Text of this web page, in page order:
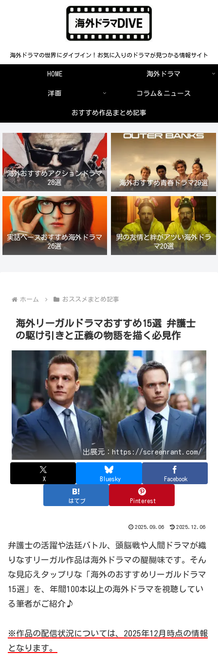
海外ドラマの世界にダイブイン！お気に入りのドラマが見つかる情報サイト
HOME 海外ドラマ
洋画 コラム＆ニュース
おすすめ作品まとめ記事
海外おすすめアクションドラマ
28選
海外おすすめ青春ドラマ29選
実話ベースおすすめ海外ドラマ
26選
男の友情と絆がアツい海外ドラ
マ20選
ホーム おススメまとめ記事
海外リーガルドラマおすすめ15選 弁護士
の駆け引きと正義の物語を描く必見作
出展元：https://screenrant.com/
X Bluesky Facebook
はてブ Pinterest
2025.09.06 2025.12.06
弁護士の活躍や法廷バトル、頭脳戦や人間ドラマが織
りなすリーガル作品は海外ドラマの醍醐味です。そん
な見応えタップリな「海外のおすすめリーガルドラマ
15選」を、年間100本以上の海外ドラマを視聴してい
る筆者がご紹介♪
※作品の配信状況については、2025年12月時点の情報
となります。